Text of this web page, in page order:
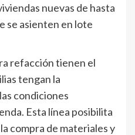
nuevas de hasta
se asienten en lote
refacción tienen el
tengan la
condiciones
Esta línea posibilita
compra de materiales y